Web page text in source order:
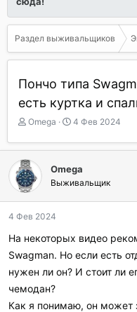
Раздел выживальщиков
Пончо типа
есть куртка и
А
т
о
р
т
ы
Omega
Д
т
н
а
а
4 Фев 2024
Omega
Выживальщик
4 Фев 2024
На некоторых видео
Swagman. Но если есть
нужен ли он? И стоит ли
чемодан?
Как я понимаю, он может